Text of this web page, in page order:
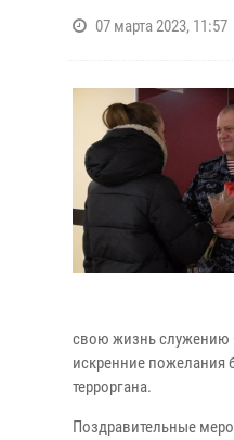
07 марта 2023, 11:57
свою жизнь служению
искренние пожелания
терроргана.
Поздравительные